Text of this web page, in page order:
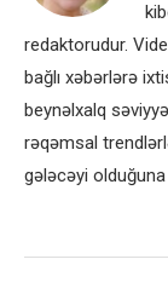
redaktorudur.
bağlı xəbərlərə
beynəlxalq
rəqəmsal
gələcəyi olduğuna